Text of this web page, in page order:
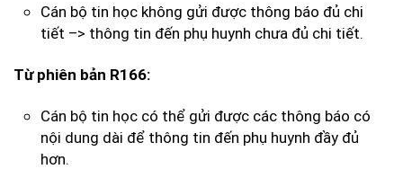
Cán bộ tin học không gửi được thông báo đủ chi
tiết –> thông tin đến phụ huynh chưa đủ chi tiết.
Từ phiên bản R166:
Cán bộ tin học có thể gửi được các thông báo có
nội dung dài để thông tin đến phụ huynh đầy đủ
hơn.